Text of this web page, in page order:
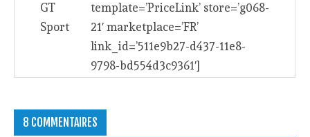
GT
Sport
template=’PriceLink’ store=’g068-
21′ marketplace=’FR’
link_id=’511e9b27-d437-11e8-
9798-bd554d3c9361′]
8 COMMENTAIRES